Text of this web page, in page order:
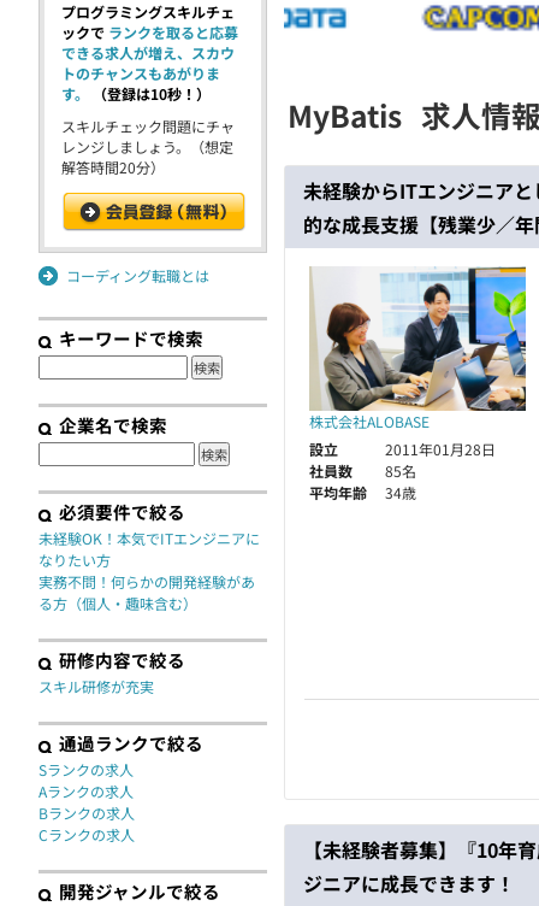
法人
契約
MyBatis 求人情
未経験からITエンジニア
的な成長支援【残業少／
株式会社ALOBASE
設立
2011年01月28日
社員数
85名
平均年齢
34歳
【未経験者募集】『10年
ジニアに成長できます！
プログラミングスキルチェ
ックで ランクを取ると応募
できる求人が増え、スカウ
トのチャンスもあがりま
す。
（登録は10秒！）
スキルチェック問題にチャ
レンジしましょう。（想定
解答時間20分）
コーディング転職とは
キーワードで検索
企業名で検索
必須要件で絞る
未経験OK！本気でITエンジニアに
なりたい方
実務不問！何らかの開発経験があ
る方（個人・趣味含む）
研修内容で絞る
スキル研修が充実
通過ランクで絞る
Sランクの求人
Aランクの求人
Bランクの求人
Cランクの求人
開発ジャンルで絞る